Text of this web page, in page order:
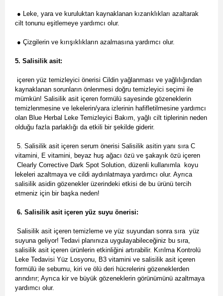
● Leke, yara ve kuruluktan kaynaklanan kızarıklıkları azaltarak
cilt tonunu eşitlemeye yardımcı olur.
● Çizgilerin ve kırışıklıkların azalmasına yardımcı olur.
5. Salisilik asit:
içeren yüz temizleyici önerisi Cildin yağlanması ve yağlılığından
kaynaklanan sorunların önlenmesi doğru temizleyici seçimi ile
mümkün! Salisilik asit içeren formülü sayesinde gözeneklerin
temizlenmesine ve lekelerin/yara izlerinin hafifletilmesine yardımcı
olan Blue Herbal Leke Temizleyici Bakım, yağlı cilt tiplerinin neden
olduğu fazla parlaklığı da etkili bir şekilde giderir.
5. Salisilik asit içeren serum önerisi Salisilik asitin yanı sıra C
vitamini, E vitamini, beyaz huş ağacı özü ve şakayık özü içeren
Clearly Corrective Dark Spot Solution, düzenli kullanımla koyu
lekeleri azaltmaya ve cildi aydınlatmaya yardımcı olur. Ayrıca
salisilik asidin gözenekler üzerindeki etkisi de bu ürünü tercih
etmeniz için bir başka neden!
6. Salisilik asit içeren yüz suyu önerisi:
Salisilik asit içeren temizleme ve yüz suyundan sonra sıra yüz
suyuna geliyor! Tedavi planınıza uygulayabileceğiniz bu sıra,
salisilik asit içeren ürünlerin etkinliğini artırabilir. Kırılma Kontrolü
Leke Tedavisi Yüz Losyonu, B3 vitamini ve salisilik asit içeren
formülü ile sebumu, kiri ve ölü deri hücrelerini gözeneklerden
arındırır; Ayrıca kir ve büyük gözeneklerin görünümünü azaltmaya
yardımcı olur.